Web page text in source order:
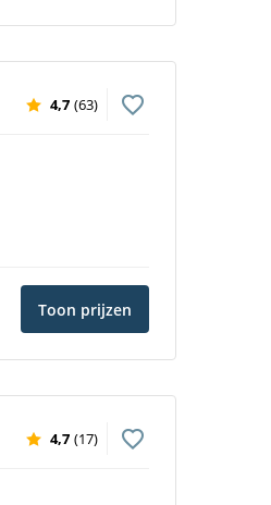
4,7 (63)
Toon prijzen
4,7 (17)